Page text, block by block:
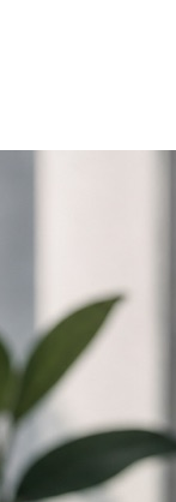
investieren, während
bleibt.